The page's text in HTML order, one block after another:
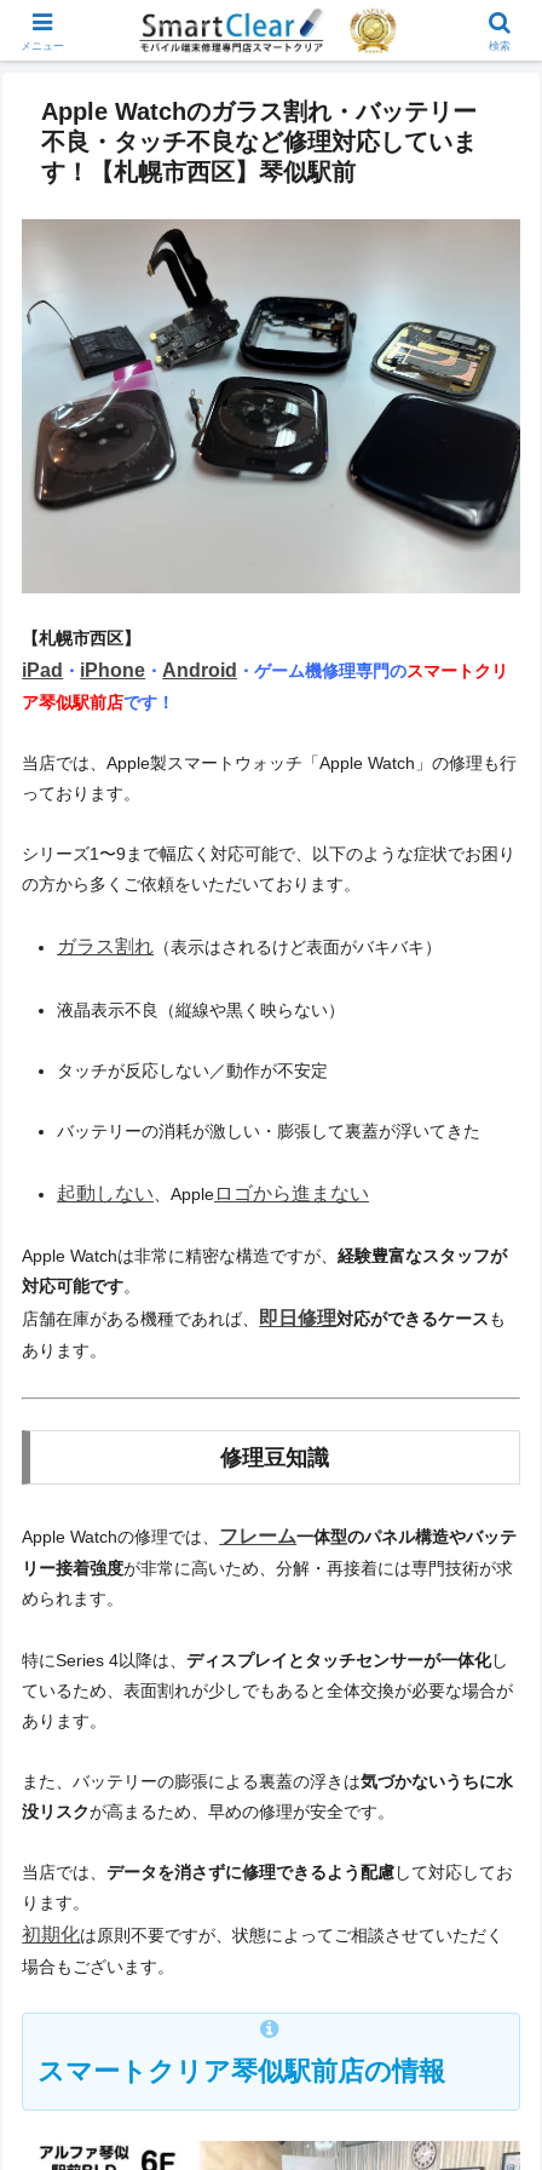
Apple Watchのガラス割れ・バッテリー
不良・タッチ不良など修理対応していま
す！【札幌市西区】琴似駅前
【札幌市西区】
iPad ・ iPhone ・ Android ・ゲーム機修理専門のスマートクリ
ア琴似駅前店です！
当店では、Apple製スマートウォッチ「Apple Watch」の修理も行
っております。
シリーズ1〜9まで幅広く対応可能で、以下のような症状でお困り
の方から多くご依頼をいただいております。
ガラス割れ （表示はされるけど表面がバキバキ）
液晶表示不良（縦線や黒く映らない）
タッチが反応しない／動作が不安定
バッテリーの消耗が激しい・膨張して裏蓋が浮いてきた
起動しない 、Appleロゴから進まない
Apple Watchは非常に精密な構造ですが、経験豊富なスタッフが
対応可能です。
店舗在庫がある機種であれば、
即日修理対応ができるケースも
あります。
修理豆知識
Apple Watchの修理では、 フレーム一体型のパネル構造やバッテ
リー接着強度が非常に高いため、分解・再接着には専門技術が求
められます。
特にSeries 4以降は、ディスプレイとタッチセンサーが一体化し
ているため、表面割れが少しでもあると全体交換が必要な場合が
あります。
また、バッテリーの膨張による裏蓋の浮きは気づかないうちに水
没リスクが高まるため、早めの修理が安全です。
当店では、データを消さずに修理できるよう配慮して対応してお
ります。
初期化は原則不要ですが、状態によってご相談させていただく
場合もございます。
スマートクリア琴似駅前店の情報
メニュー 検索